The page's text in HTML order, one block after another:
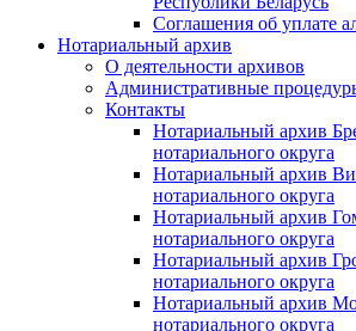
Соглашения об уплате
Нотариальный архив
О деятельности архивов
Административные
Контакты
Нотариальный архив
нотариального округа
Нотариальный архив
нотариального округа
Нотариальный архив
нотариального округа
Нотариальный архив
нотариального округа
Нотариальный архив
нотариального округа